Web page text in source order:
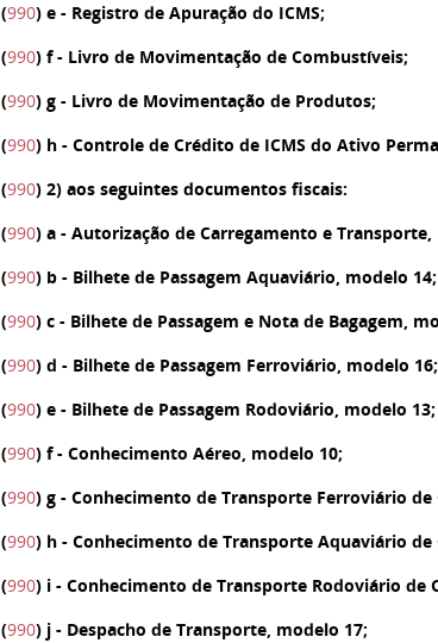
(990) e- Registro de Apuração do ICMS;
(990) f- Livro de Movimentação de Combustíveis;
(990) g- Livro de Movimentação de Produtos;
(990) h- Controle de Crédito de ICMS do Ativo
(990) 2)aos seguintes documentos fiscais:
(990) a- Autorização de Carregamento e Transporte,
(990) b- Bilhete de Passagem Aquaviário, modelo 14;
(990) c- Bilhete de Passagem e Nota de Bagagem,
(990) d - Bilhete de Passagem Ferroviário, modelo 16;
(990) e- Bilhete de Passagem Rodoviário, modelo 13;
(990) f- Conhecimento Aéreo, modelo 10;
(990) g- Conhecimento de Transporte Ferroviário de
(990) h- Conhecimento de Transporte Aquaviário de
(990) i- Conhecimento de Transporte Rodoviário de
(990) j- Despacho de Transporte, modelo 17;